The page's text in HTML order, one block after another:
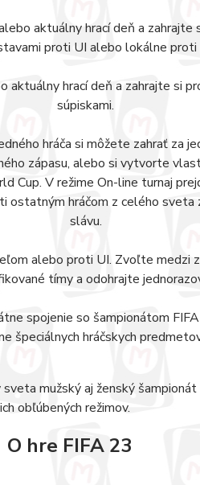
aktuálny hrací deň a zahrajte
proti UI alebo lokálne
aktuálny hrací deň a zahrajte si
súpiskami.
hráča si môžete zahrať za
zápasu, alebo si vytvorte
Cup. V režime On-line turnaj
ostatným hráčom z celého sveta
slávu.
alebo proti UI. Zvoľte medzi
tímy a odohrajte
spojenie so šampionátom
špeciálnych hráčskych
mužský aj ženský
obľúbených režimov.
O hre FIFA 23